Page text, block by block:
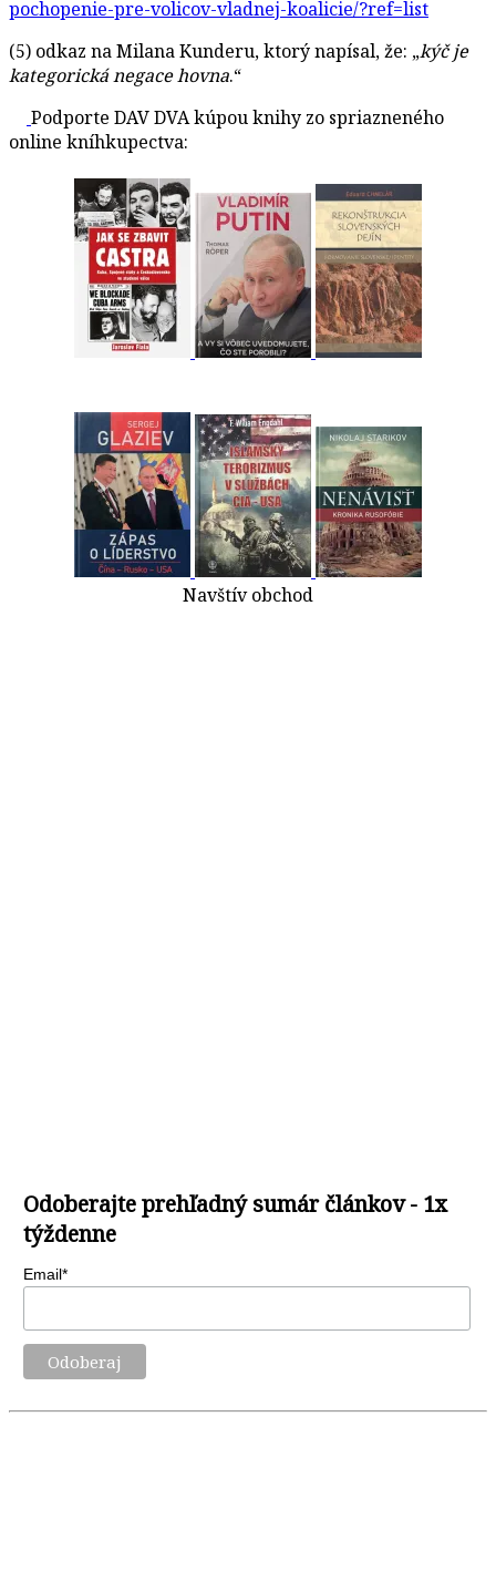
pochopenie-pre-volicov-vladnej-koalicie/?ref=list
(5) odkaz na Milana Kunderu, ktorý napísal, že: „kýč je
kategorická negace hovna.“
Podporte DAV DVA kúpou knihy zo spriazneného
online kníhkupectva:
Navštív obchod
Odoberajte prehľadný sumár článkov - 1x
týždenne
Email*